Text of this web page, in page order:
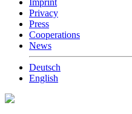
Privacy
Press
Cooperations
News
Deutsch
English